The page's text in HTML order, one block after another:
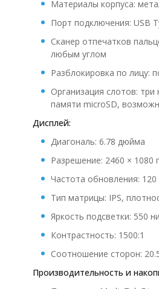
Материалы корпуса:
Порт подключения: USB
Сканер отпечатков
любым углом
Разблокировка по лицу:
Организация слотов:
памяти microSD,
Дисплей:
Диагональ: 6.78 дюйма
Разрешение: 2460 × 1080
Частота обновления: 120
Тип матрицы: IPS,
Яркость подсветки: 550
Контрастность: 1500:1
Соотношение сторон:
Производительность и